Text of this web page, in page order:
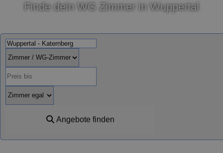
Finde dein WG Zimmer in Wuppertal
Angebote finden